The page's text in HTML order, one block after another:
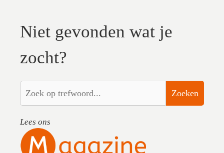
Niet gevonden wat je
zocht?
Zoeken
Lees ons